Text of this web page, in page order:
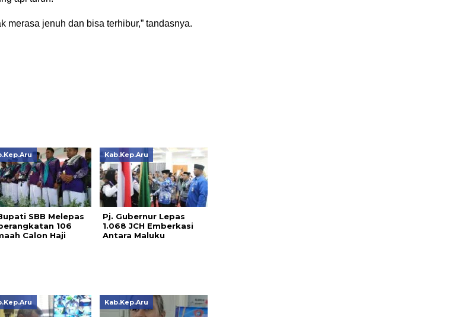
merasa jenuh dan bisa terhibur,” tandasnya.
SBB Melepas
106
Calon Haji
Kab.Kep.Aru
Pj. Gubernur Lepas
1.068 JCH Emberkasi
Antara Maluku
Kab.Kep.Aru